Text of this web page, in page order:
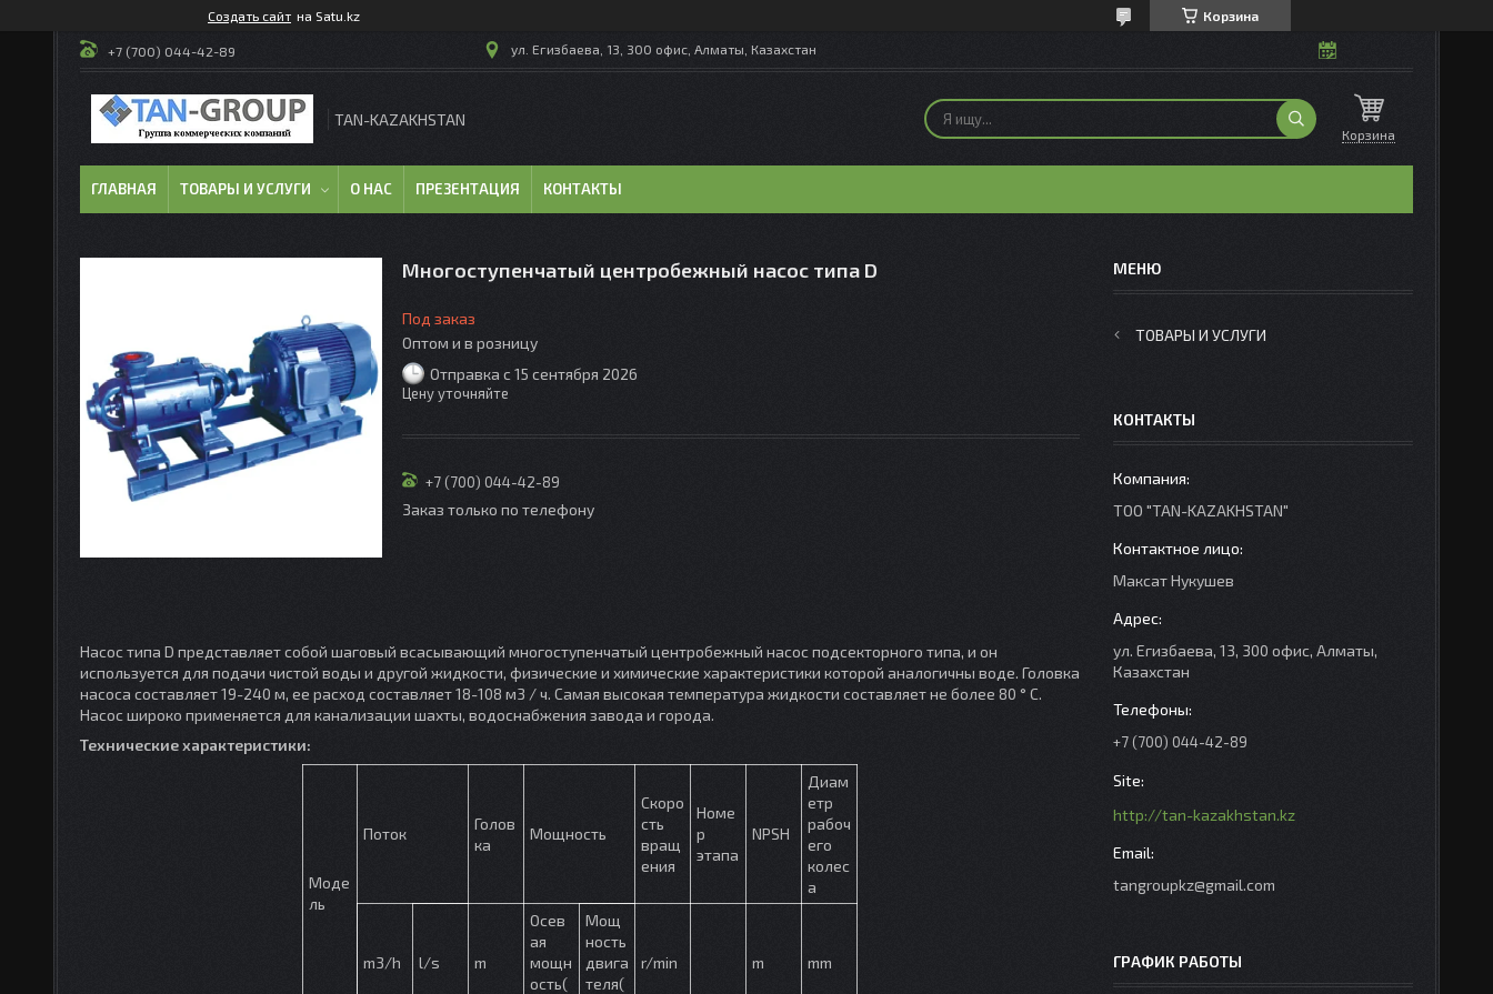
Создать сайт на Satu.kz Корзина
+7 (700) 044-42-89 ул. Егизбаева, 13, 300 офис, Алматы, Казахстан
TAN-KAZAKHSTAN
Корзина
ГЛАВНАЯ ТОВАРЫ И УСЛУГИ О НАС ПРЕЗЕНТАЦИЯ КОНТАКТЫ
Многоступенчатый центробежный насос типа D
Под заказ
Оптом и в розницу
Отправка с 15 сентября 2026
Цену уточняйте
+7 (700) 044-42-89
Заказ только по телефону
Насос типа D представляет собой шаговый всасывающий многоступенчатый центробежный насос подсекторного типа, и он
используется для подачи чистой воды и другой жидкости, физические и химические характеристики которой аналогичны воде. Головка
насоса составляет 19-240 м, ее расход составляет 18-108 м3 / ч. Самая высокая температура жидкости составляет не более 80 ° C.
Насос широко применяется для канализации шахты, водоснабжения завода и города.
Технические характеристики:
Моде
ль
Поток
Голов
ка
Мощность
Скоро
сть
вращ
ения
Номе
р
этапа
NPSH
Диам
етр
рабоч
его
колес
а
m3/h l/s m
Осев
ая
мощн
ость(
Мощ
ность
двига
теля(
r/min m mm
ТОВАРЫ И УСЛУГИ
КОНТАКТЫ
ТОО "TAN-KAZAKHSTAN"
Максат Нукушев
ул. Егизбаева, 13, 300 офис, Алматы,
Казахстан
+7 (700) 044-42-89
http://tan-kazakhstan.kz
tangroupkz@gmail.com
ГРАФИК РАБОТЫ